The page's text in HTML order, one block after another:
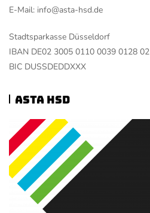
E-Mail: info@asta-hsd.de
Stadtsparkasse Düsseldorf
IBAN DE02 3005 0110 0039 0128 02
BIC DUSSDEDDXXX
ASTA HSD